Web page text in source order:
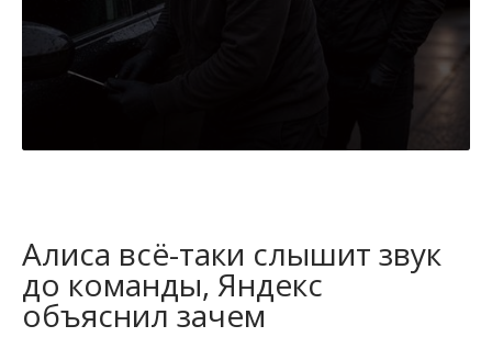
Алиса всё-таки слышит звук
до команды, Яндекс
объяснил зачем